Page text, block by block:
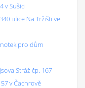
v Sušici
ulice Na Tržišti ve
pro dům
Stráž čp. 167
v Čachrově